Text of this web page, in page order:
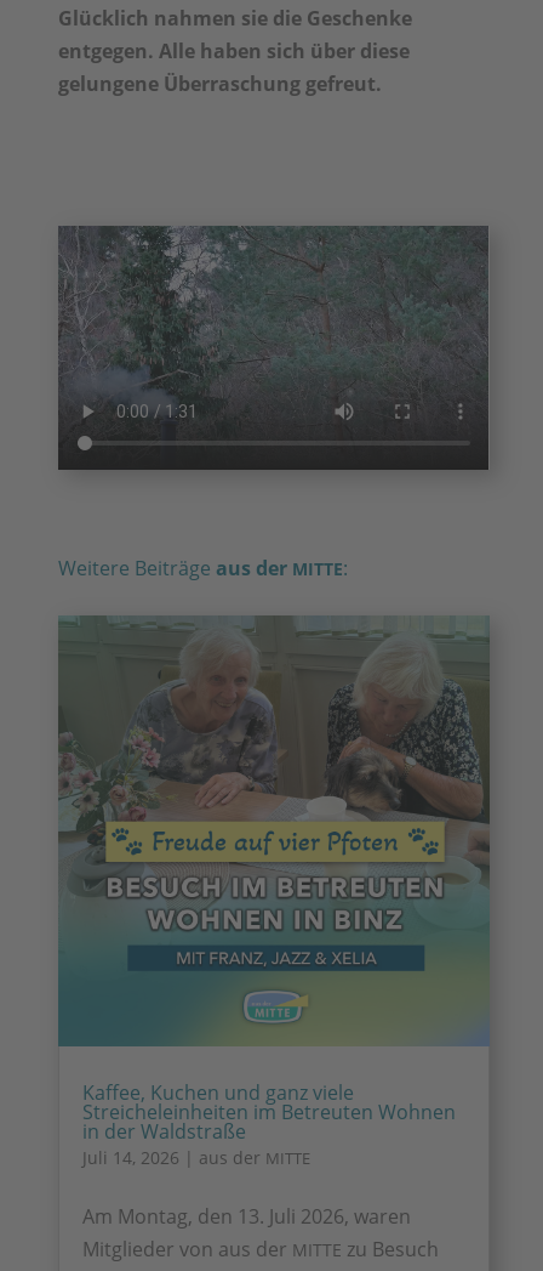
Glücklich nahmen sie die Geschenke
entgegen. Alle haben sich über diese
gelungene Überraschung gefreut.
Weitere Beiträge aus der MITTE:
Kaffee, Kuchen und ganz viele
Streicheleinheiten im Betreuten Wohnen
in der Waldstraße
Juli 14, 2026 | aus der MITTE
Am Montag, den 13. Juli 2026, waren
Mitglieder von aus der MITTE zu Besuch